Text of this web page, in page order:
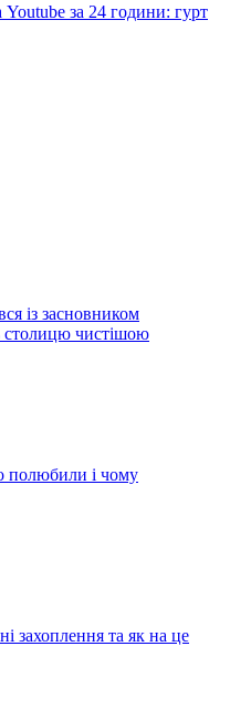
Youtube за 24 години: гурт
із засновником
столицю чистішою
полюбили і чому
захоплення та як на це